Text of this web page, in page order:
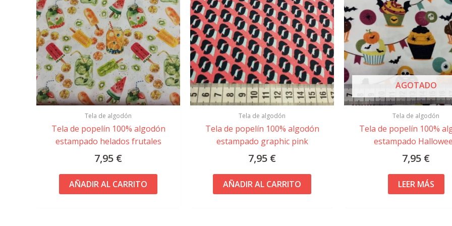
Tela de algodón
Tela de popelín 100% algodón
estampado helados frutales
7,95 €
AÑADIR AL CARRITO
Tela de algodón
Tela de popelín 100% algodón
estampado graphic pink
7,95 €
AÑADIR AL CARRITO
AGOTADO
Tela de algodón
Tela de popelín 100%
estampado
7,95 €
LEER MÁS